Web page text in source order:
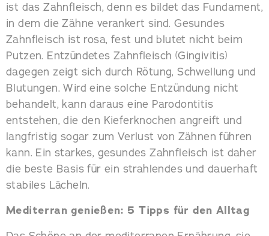
ist das Zahnfleisch, denn es bildet das Fundament,
in dem die Zähne verankert sind. Gesundes
Zahnfleisch ist rosa, fest und blutet nicht beim
Putzen. Entzündetes Zahnfleisch (Gingivitis)
dagegen zeigt sich durch Rötung, Schwellung und
Blutungen. Wird eine solche Entzündung nicht
behandelt, kann daraus eine Parodontitis
entstehen, die den Kieferknochen angreift und
langfristig sogar zum Verlust von Zähnen führen
kann. Ein starkes, gesundes Zahnfleisch ist daher
die beste Basis für ein strahlendes und dauerhaft
stabiles Lächeln.
Mediterran genießen: 5 Tipps für den Alltag